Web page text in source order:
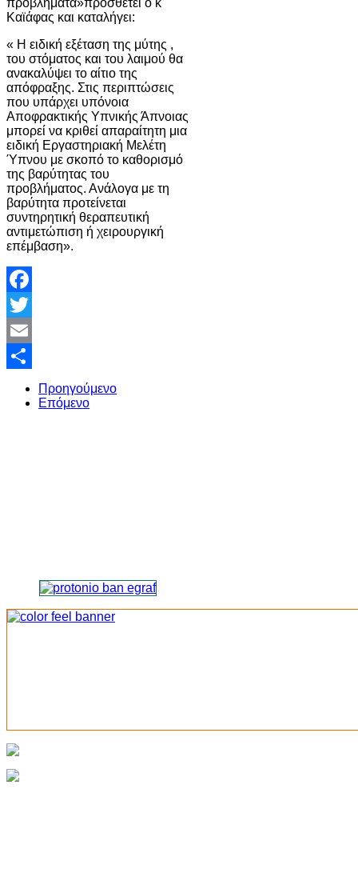
Καϊάφας και καταλήγει:
« Η ειδική εξέταση της μύτης ,
του στόματος και του λαιμού θα
ανακαλύψει το αίτιο της
απόφραξης. Στις περιπτώσεις
που υπάρχει υπόνοια
Αποφρακτικής Υπνικής Άπνοιας
μπορεί να κριθεί απαραίτητη μια
ειδική Εργαστηριακή Μελέτη
Ύπνου με σκοπό το καθορισμό
της βαρύτητας του
προβλήματος. Ανάλογα με τη
βαρύτητα προτείνεται
συντηρητική θεραπευτική
αντιμετώπιση ή χειρουργική
επέμβαση».
Facebook
Twitter
Email
Share
Προηγούμενο
Επόμενο